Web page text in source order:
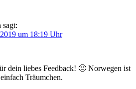
sagt:
um 18:19 Uhr
dein liebes Feedback! 🙂 Norwegen ist
Träumchen.